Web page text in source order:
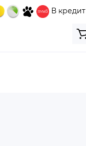
В кредит